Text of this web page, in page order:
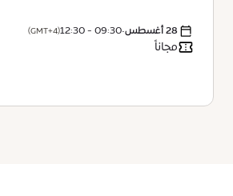
28 أغسطس •
09:30 - 12:30
(GMT+4)
مجاناً